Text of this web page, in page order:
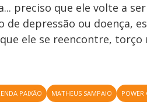
preciso que ele volte a
de depressão ou doença,
ele se reencontre,
PAIXÃO MATHEUS SAMPAIO POWER